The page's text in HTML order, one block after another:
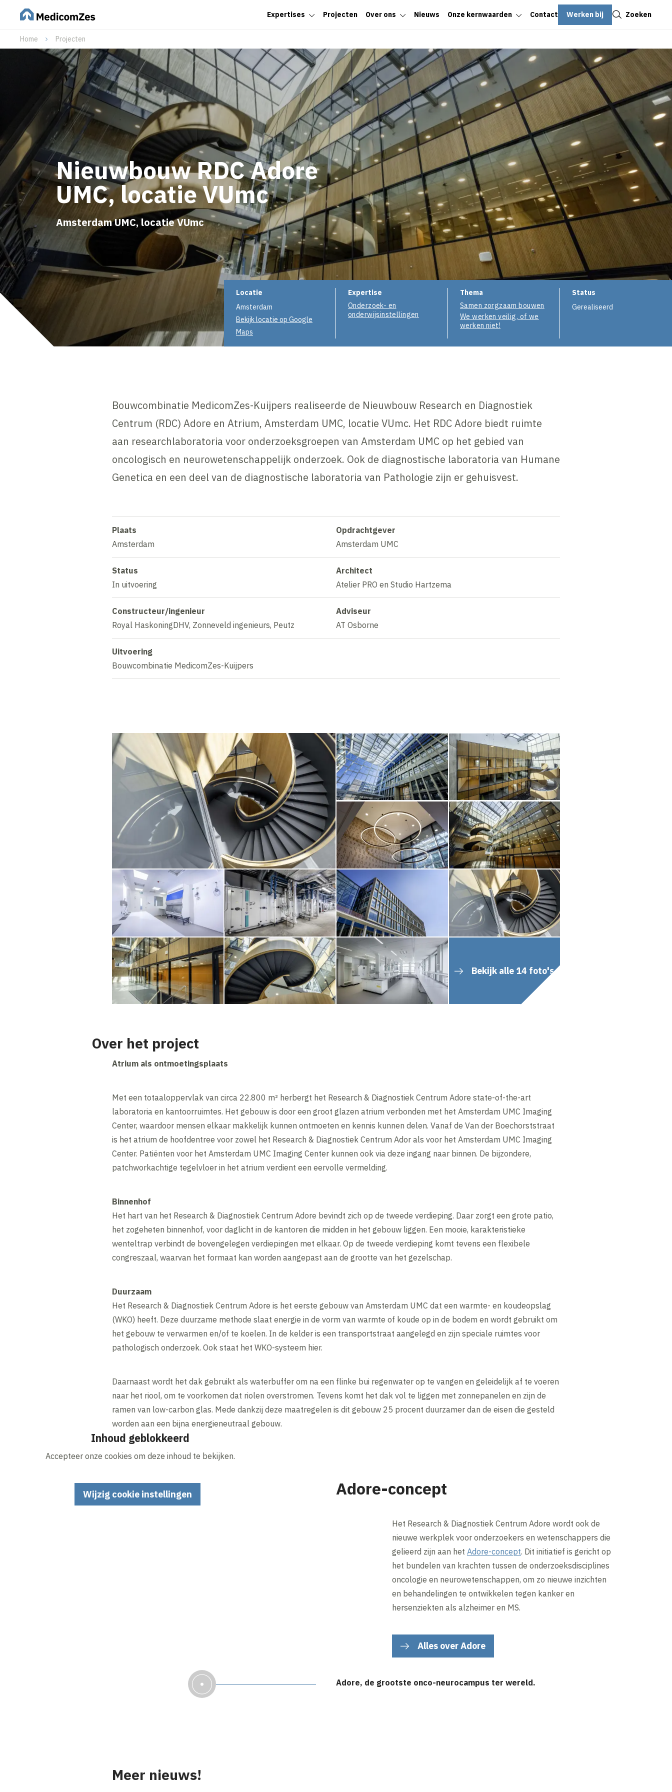
Expertises Projecten Over ons Nieuws Onze kernwaarden Contact Werken bij Zoeken
Home Projecten
Nieuwbouw RDC Adore
UMC, locatie VUmc
Amsterdam UMC, locatie VUmc
Projectinformatie
Locatie
Amsterdam
Bekijk locatie op Google
Maps
Expertise
Onderzoek- en
onderwijsinstellingen
Thema
Samen zorgzaam bouwen
We werken veilig, of we
werken niet!
Status
Gerealiseerd
Bouwcombinatie MedicomZes-Kuijpers realiseerde de Nieuwbouw Research en Diagnostiek
Centrum (RDC) Adore en Atrium, Amsterdam UMC, locatie VUmc. Het RDC Adore biedt ruimte
aan researchlaboratoria voor onderzoeksgroepen van Amsterdam UMC op het gebied van
oncologisch en neurowetenschappelijk onderzoek. Ook de diagnostische laboratoria van Humane
Genetica en een deel van de diagnostische laboratoria van Pathologie zijn er gehuisvest.
Plaats
Amsterdam
Opdrachtgever
Amsterdam UMC
Status
In uitvoering
Architect
Atelier PRO en Studio Hartzema
Constructeur/ingenieur
Royal HaskoningDHV, Zonneveld ingenieurs, Peutz
Adviseur
AT Osborne
Uitvoering
Bouwcombinatie MedicomZes-Kuijpers
Bekijk alle 14 foto's
Over het project
Atrium als ontmoetingsplaats
Met een totaaloppervlak van circa 22.800 m² herbergt het Research & Diagnostiek Centrum Adore state-of-the-art
laboratoria en kantoorruimtes. Het gebouw is door een groot glazen atrium verbonden met het Amsterdam UMC Imaging
Center, waardoor mensen elkaar makkelijk kunnen ontmoeten en kennis kunnen delen. Vanaf de Van der Boechorststraat
is het atrium de hoofdentree voor zowel het Research & Diagnostiek Centrum Ador als voor het Amsterdam UMC Imaging
Center. Patiënten voor het Amsterdam UMC Imaging Center kunnen ook via deze ingang naar binnen. De bijzondere,
patchworkachtige tegelvloer in het atrium verdient een eervolle vermelding.
Binnenhof
Het hart van het Research & Diagnostiek Centrum Adore bevindt zich op de tweede verdieping. Daar zorgt een grote patio,
het zogeheten binnenhof, voor daglicht in de kantoren die midden in het gebouw liggen. Een mooie, karakteristieke
wenteltrap verbindt de bovengelegen verdiepingen met elkaar. Op de tweede verdieping komt tevens een flexibele
congreszaal, waarvan het formaat kan worden aangepast aan de grootte van het gezelschap.
Duurzaam
Het Research & Diagnostiek Centrum Adore is het eerste gebouw van Amsterdam UMC dat een warmte- en koudeopslag
(WKO) heeft. Deze duurzame methode slaat energie in de vorm van warmte of koude op in de bodem en wordt gebruikt om
het gebouw te verwarmen en/of te koelen. In de kelder is een transportstraat aangelegd en zijn speciale ruimtes voor
pathologisch onderzoek. Ook staat het WKO-systeem hier.
Daarnaast wordt het dak gebruikt als waterbuffer om na een flinke bui regenwater op te vangen en geleidelijk af te voeren
naar het riool, om te voorkomen dat riolen overstromen. Tevens komt het dak vol te liggen met zonnepanelen en zijn de
ramen van low-carbon glas. Mede dankzij deze maatregelen is dit gebouw 25 procent duurzamer dan de eisen die gesteld
worden aan een bijna energieneutraal gebouw.
Inhoud geblokkeerd
Accepteer onze cookies om deze inhoud te bekijken.
Wijzig cookie instellingen
Adore, de grootste onco-neurocampus ter wereld.
Adore-concept
Het Research & Diagnostiek Centrum Adore wordt ook de
nieuwe werkplek voor onderzoekers en wetenschappers die
gelieerd zijn aan het Adore-concept. Dit initiatief is gericht op
het bundelen van krachten tussen de onderzoeksdisciplines
oncologie en neurowetenschappen, om zo nieuwe inzichten
en behandelingen te ontwikkelen tegen kanker en
hersenziekten als alzheimer en MS.
Alles over Adore
Meer nieuws!
Sluiten